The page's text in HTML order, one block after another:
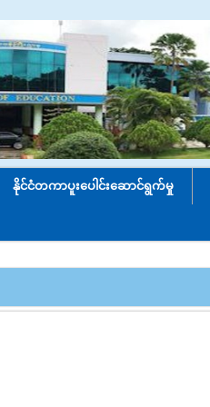
နိုင်ငံတကာပူးပေါင်း‌ဆောင်ရွက်မှု